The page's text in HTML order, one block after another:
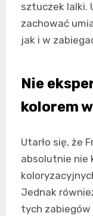
sztuczek lalki.
zachować
jak i w
Nie
kolorem
Utarło się, że
absolutnie nie
Jednak
tych zabiegów